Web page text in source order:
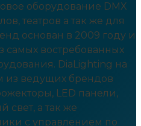
оборудование DMX
театров а так же для
основан в 2009 году и
самых востребованных
DiaLighting на
из ведущих брендов
LED панели,
а так же
с управлением по